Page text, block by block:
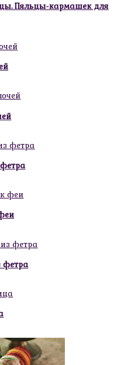
Пяльцы-кармашек для
фетра